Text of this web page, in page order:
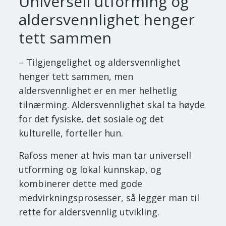
aldersvennlighet henger
tett sammen
– Tilgjengelighet og aldersvennlighet
henger tett sammen, men
aldersvennlighet er en mer helhetlig
tilnærming. Aldersvennlighet skal ta høyde
for det fysiske, det sosiale og det
kulturelle, forteller hun.
Rafoss mener at hvis man tar universell
utforming og lokal kunnskap, og
kombinerer dette med gode
medvirkningsprosesser, så legger man til
rette for aldersvennlig utvikling.